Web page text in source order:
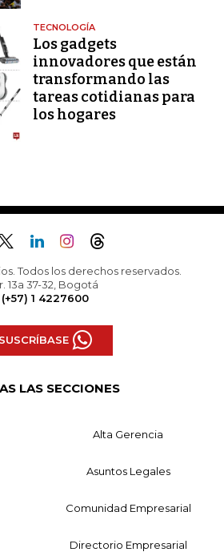
TECNOLOGÍA
Los gadgets
innovadores que están
transformando las
tareas cotidianas para
los hogares
Todos los derechos reservados.
13a 37-32, Bogotá
(+57) 1 4227600
SUSCRÍBASE
LAS SECCIONES
Alta Gerencia
Asuntos Legales
Comunidad Empresarial
Directorio Empresarial